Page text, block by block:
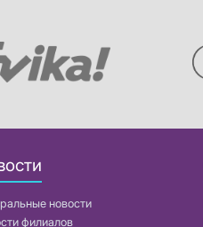
новости
филиалов